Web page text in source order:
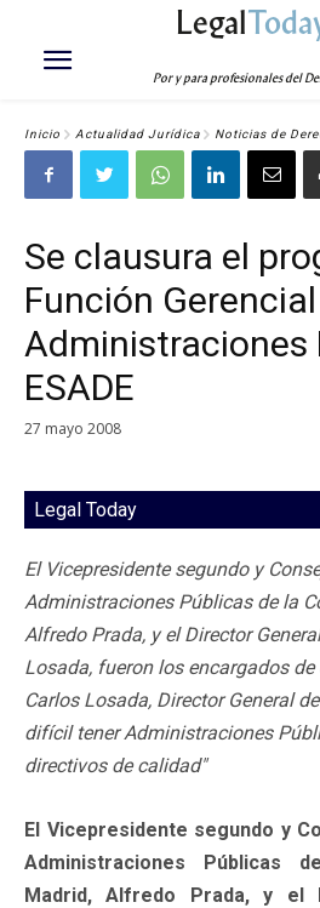
Legal
Por y para profesionales del
Inicio Actualidad Jurídica Noticias de
Se clausura el
Función
Administraciones
ESADE
27 mayo 2008
Legal Today
El Vicepresidente segundo y
Administraciones Públicas de la
Alfredo Prada, y el Director
Losada, fueron los encargados
Carlos Losada, Director General
difícil tener Administraciones
directivos de calidad"
El Vicepresidente segundo y
Administraciones Públicas
Madrid, Alfredo Prada, y el